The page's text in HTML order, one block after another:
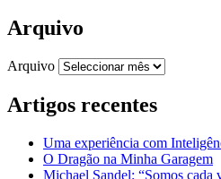
Arquivo
Arquivo
Artigos recentes
Uma experiência com
O Dragão na Minha Garagem
Michael Sandel: “Somos cada